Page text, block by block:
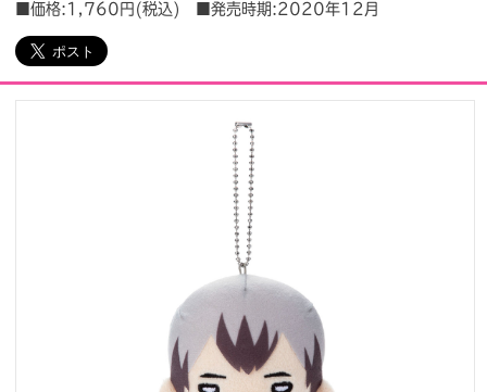
プレスリリース
ビジネスのお客様
閉じる
■価格:1,760円(税込) ■発売時期:2020年12月